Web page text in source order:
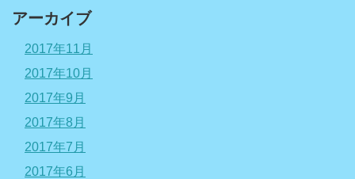
アーカイブ
2017年11月
2017年10月
2017年9月
2017年8月
2017年7月
2017年6月